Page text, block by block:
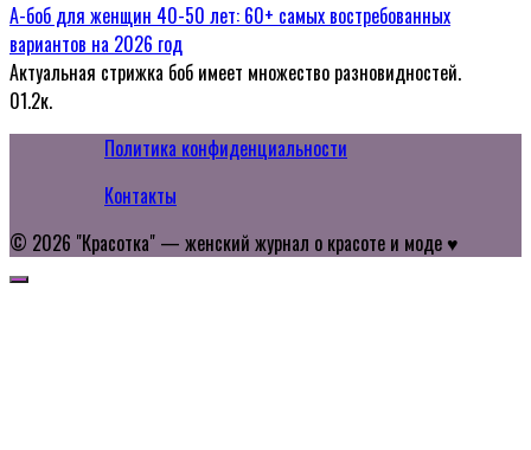
А-боб для женщин 40-50 лет: 60+ самых востребованных
вариантов на 2026 год
Актуальная стрижка боб имеет множество разновидностей.
01.2к.
Политика конфиденциальности
Контакты
© 2026 "Красотка" — женский журнал о красоте и моде ♥